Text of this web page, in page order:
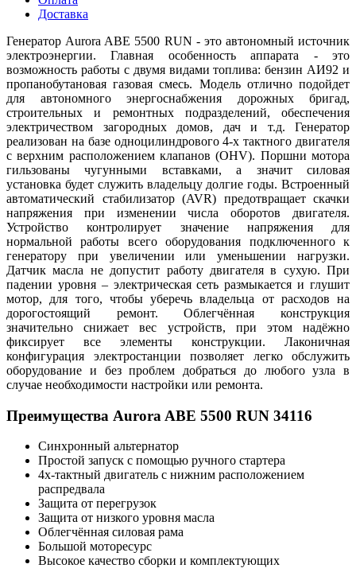
Доставка
Генератор Aurora ABE 5500 RUN - это автономный источник
электроэнергии. Главная особенность аппарата - это
возможность работы с двумя видами топлива: бензин АИ92 и
пропанобутановая газовая смесь. Модель отлично подойдет
для автономного энергоснабжения дорожных бригад,
строительных и ремонтных подразделений, обеспечения
электричеством загородных домов, дач и т.д. Генератор
реализован на базе одноцилиндрового 4-х тактного двигателя
с верхним расположением клапанов (OHV). Поршни мотора
гильзованы чугунными вставками, а значит силовая
установка будет служить владельцу долгие годы. Встроенный
автоматический стабилизатор (AVR) предотвращает скачки
напряжения при изменении числа оборотов двигателя.
Устройство контролирует значение напряжения для
нормальной работы всего оборудования подключенного к
генератору при увеличении или уменьшении нагрузки.
Датчик масла не допустит работу двигателя в сухую. При
падении уровня – электрическая сеть размыкается и глушит
мотор, для того, чтобы уберечь владельца от расходов на
дорогостоящий ремонт. Облегчённая конструкция
значительно снижает вес устройств, при этом надёжно
фиксирует все элементы конструкции. Лаконичная
конфигурация электростанции позволяет легко обслужить
оборудование и без проблем добраться до любого узла в
случае необходимости настройки или ремонта.
Преимущества Aurora ABE 5500 RUN 34116
Синхронный альтернатор
Простой запуск с помощью ручного стартера
4х-тактный двигатель с нижним расположением
распредвала
Защита от перегрузок
Защита от низкого уровня масла
Облегчённая силовая рама
Большой моторесурс
Высокое качество сборки и комплектующих